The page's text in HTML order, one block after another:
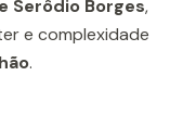
Serôdio Borges,
e complexidade
.